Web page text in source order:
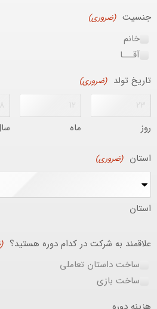
جنسیت (ضروری)
خانم
آقـــا
تاریخ تولد (ضروری)
روز ماه
استان (ضروری)
استان
علاقمند به شرکت در کدام دوره هستید؟
ساخت داستان تعاملی
ساخت بازی